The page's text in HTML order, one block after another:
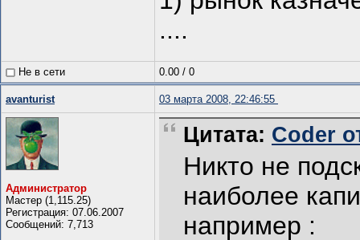
....
Не в сети 0.00 / 0
avanturist 03 марта 2008, 22:46:55
Администратор
Мастер (1,115.25)
Регистрация: 07.06.2007
Сообщений: 7,713
Цитата: Coder
Никто не
наиболее
например :